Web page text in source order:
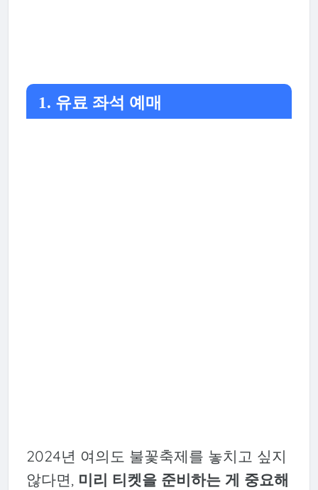
1. 유료 좌석 예매
2024년 여의도 불꽃축제를 놓치고 싶지
않다면, 미리 티켓을 준비하는 게 중요해